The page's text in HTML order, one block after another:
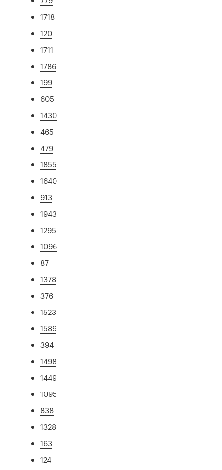
1718
120
1711
1786
199
605
1430
465
479
1855
1640
913
1943
1295
1096
87
1378
376
1523
1589
394
1498
1449
1095
838
1328
163
124